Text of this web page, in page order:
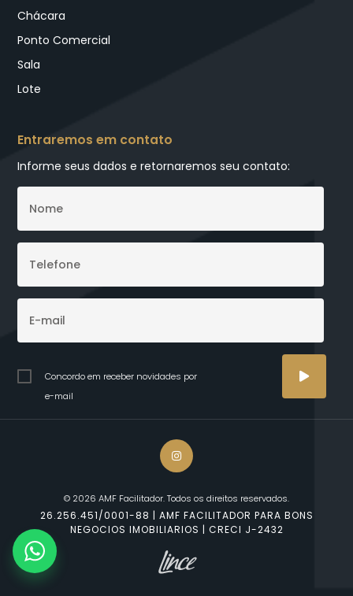
Chácara
Ponto Comercial
Sala
Lote
Entraremos em contato
Informe seus dados e retornaremos seu contato:
Concordo em receber novidades por
e-mail
© 2026 AMF Facilitador. Todos os direitos reservados.
26.256.451/0001-88 | AMF FACILITADOR PARA BONS
NEGOCIOS IMOBILIARIOS | CRECI J-2432